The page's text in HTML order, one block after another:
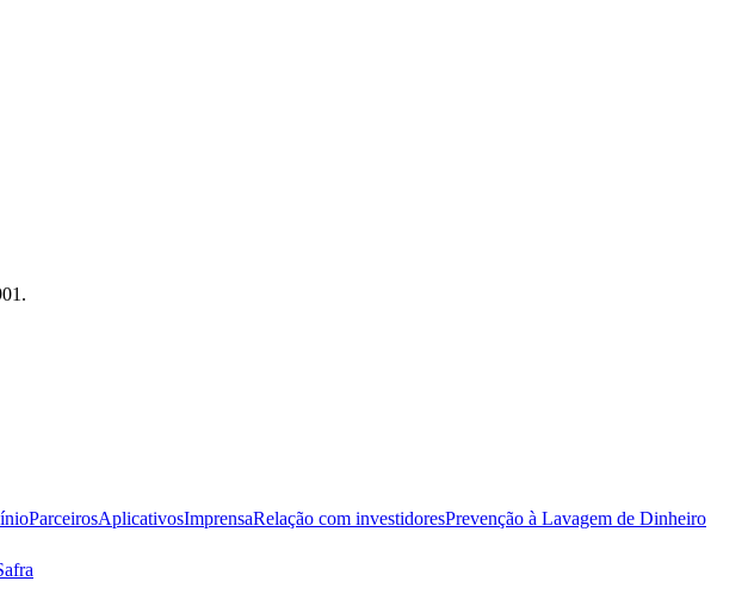
ParceirosAplicativosImprensaRelação com investidoresPrevenção à Lavagem de Dinheiro